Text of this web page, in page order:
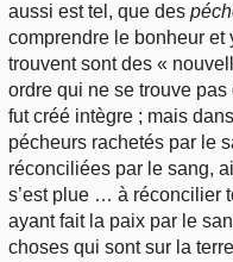
aussi est tel, que des
comprendre le bonheur et
trouvent sont des «
ordre qui ne se trouve
fut créé intègre ; mais
pécheurs rachetés par le
réconciliées par le sang,
s’est plue … à réconcilier
ayant fait la paix par le
choses qui sont sur la